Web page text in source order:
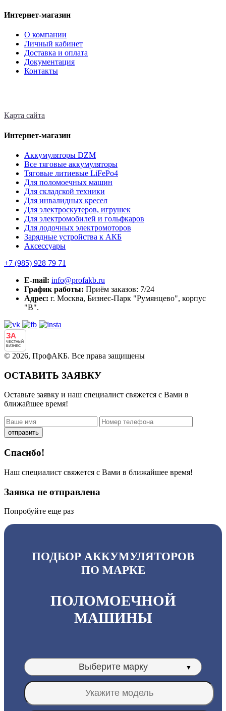
Интернет-магазин
О компании
Личный кабинет
Доставка и оплата
Документация
Контакты
Карта сайта
Интернет-магазин
Аккумуляторы DZM
Все тяговые аккумуляторы
Тяговые литиевые LiFePo4
Для поломоечных машин
Для складской техники
Для инвалидных кресел
Для электроскутеров, игрушек
Для электромобилей и гольфкаров
Для лодочных электромоторов
Зарядные устройства к АКБ
Аксессуары
+7 (985) 928 79 71
E-mail: info@profakb.ru
График работы: Приём заказов: 7/24
Адрес: г. Москва, Бизнес-Парк "Румянцево", корпус
"В".
ЗА
ЧЕСТНЫЙ
БИЗНЕС
© 2026, ПрофАКБ. Все права защищены
ОСТАВИТЬ ЗАЯВКУ
Оставьте заявку и наш специалист свяжется с Вами в
ближайшее время!
отправить
Спасибо!
Наш специалист свяжется с Вами в ближайшее время!
Заявка не отправлена
Попробуйте еще раз
ПОДБОР АККУМУЛЯТОРОВ
ПО МАРКЕ
ПОЛОМОЕЧНОЙ
МАШИНЫ